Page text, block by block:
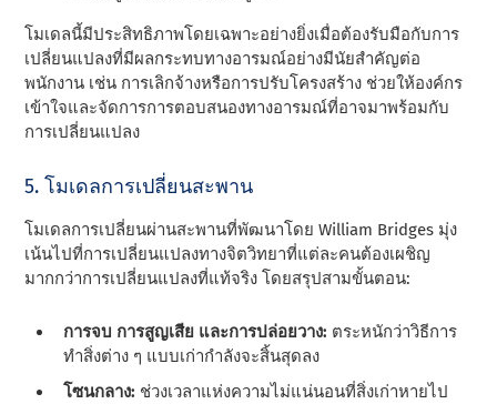
โมเดลนี้มีประสิทธิภาพโดยเฉพาะอย่างยิ่งเมื่อต้องรับมือกับการ
เปลี่ยนแปลงที่มีผลกระทบทางอารมณ์อย่างมีนัยสําคัญต่อ
พนักงาน เช่น การเลิกจ้างหรือการปรับโครงสร้าง ช่วยให้องค์กร
เข้าใจและจัดการการตอบสนองทางอารมณ์ที่อาจมาพร้อมกับ
การเปลี่ยนแปลง
5. โมเดลการเปลี่ยนสะพาน
โมเดลการเปลี่ยนผ่านสะพานที่พัฒนาโดย William Bridges มุ่ง
เน้นไปที่การเปลี่ยนแปลงทางจิตวิทยาที่แต่ละคนต้องเผชิญ
มากกว่าการเปลี่ยนแปลงที่แท้จริง โดยสรุปสามขั้นตอน:
การจบ การสูญเสีย และการปล่อยวาง: ตระหนักว่าวิธีการ
ทําสิ่งต่าง ๆ แบบเก่ากําลังจะสิ้นสุดลง
โซนกลาง: ช่วงเวลาแห่งความไม่แน่นอนที่สิ่งเก่าหายไป